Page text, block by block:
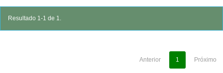
Resultado 1-1 de 1.
Anterior 1 Próximo